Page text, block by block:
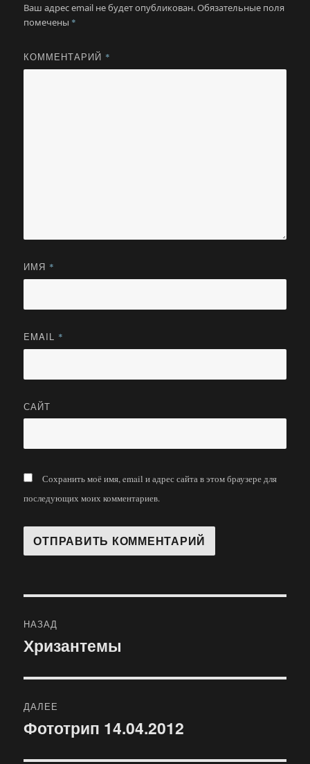
Ваш адрес email не будет опубликован.Обязательные поля
помечены *
КОММЕНТАРИЙ *
ИМЯ *
EMAIL *
САЙТ
Сохранить моё имя, email и адрес сайта в этом браузере для
последующих моих комментариев.
по
НАЗАД
Предыдущая
Хризантемы
ДАЛЕЕ
Следующая
Фототрип 14.04.2012